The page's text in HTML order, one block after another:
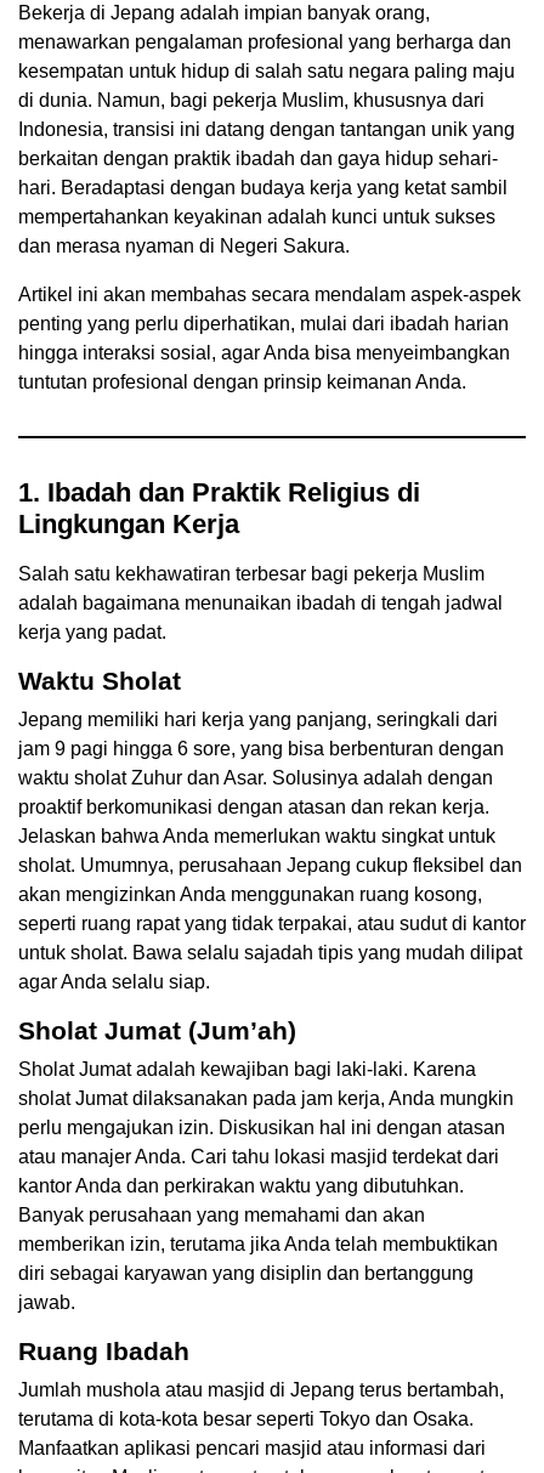
Bekerja di Jepang adalah impian banyak orang,
menawarkan pengalaman profesional yang berharga dan
kesempatan untuk hidup di salah satu negara paling maju
di dunia. Namun, bagi pekerja Muslim, khususnya dari
Indonesia, transisi ini datang dengan tantangan unik yang
berkaitan dengan praktik ibadah dan gaya hidup sehari-
hari. Beradaptasi dengan budaya kerja yang ketat sambil
mempertahankan keyakinan adalah kunci untuk sukses
dan merasa nyaman di Negeri Sakura.
Artikel ini akan membahas secara mendalam aspek-aspek
penting yang perlu diperhatikan, mulai dari ibadah harian
hingga interaksi sosial, agar Anda bisa menyeimbangkan
tuntutan profesional dengan prinsip keimanan Anda.
1. Ibadah dan Praktik Religius di
Lingkungan Kerja
Salah satu kekhawatiran terbesar bagi pekerja Muslim
adalah bagaimana menunaikan ibadah di tengah jadwal
kerja yang padat.
Waktu Sholat
Jepang memiliki hari kerja yang panjang, seringkali dari
jam 9 pagi hingga 6 sore, yang bisa berbenturan dengan
waktu sholat Zuhur dan Asar. Solusinya adalah dengan
proaktif berkomunikasi dengan atasan dan rekan kerja.
Jelaskan bahwa Anda memerlukan waktu singkat untuk
sholat. Umumnya, perusahaan Jepang cukup fleksibel dan
akan mengizinkan Anda menggunakan ruang kosong,
seperti ruang rapat yang tidak terpakai, atau sudut di kantor
untuk sholat. Bawa selalu sajadah tipis yang mudah dilipat
agar Anda selalu siap.
Sholat Jumat (Jum’ah)
Sholat Jumat adalah kewajiban bagi laki-laki. Karena
sholat Jumat dilaksanakan pada jam kerja, Anda mungkin
perlu mengajukan izin. Diskusikan hal ini dengan atasan
atau manajer Anda. Cari tahu lokasi masjid terdekat dari
kantor Anda dan perkirakan waktu yang dibutuhkan.
Banyak perusahaan yang memahami dan akan
memberikan izin, terutama jika Anda telah membuktikan
diri sebagai karyawan yang disiplin dan bertanggung
jawab.
Ruang Ibadah
Jumlah mushola atau masjid di Jepang terus bertambah,
terutama di kota-kota besar seperti Tokyo dan Osaka.
Manfaatkan aplikasi pencari masjid atau informasi dari